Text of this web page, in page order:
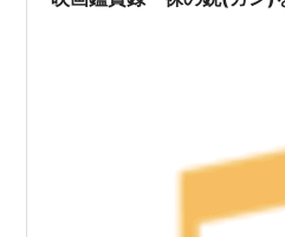
最‘狂’絶叫計画Scary
33 1/3: The Final Insult （
裸の銃を持つ男2 1/2The
The